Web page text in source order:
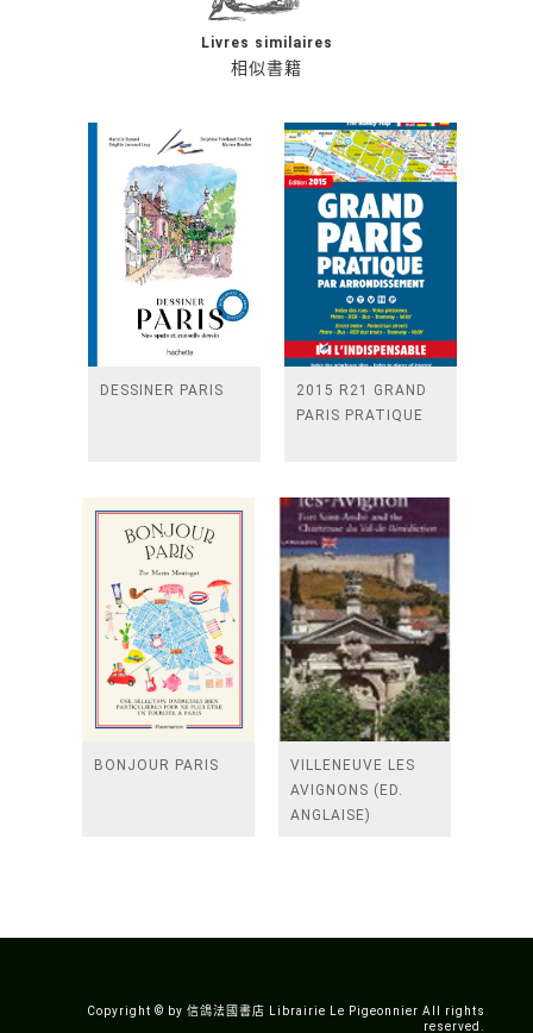
相似書籍
Livres similaires
DESSINER PARIS
2015 R21 GRAND
PARIS PRATIQUE
BONJOUR PARIS
VILLENEUVE LES
AVIGNONS (ED.
ANGLAISE)
Copyright © by 信鴿法國書店 Librairie Le Pigeonnier All rights
reserved.